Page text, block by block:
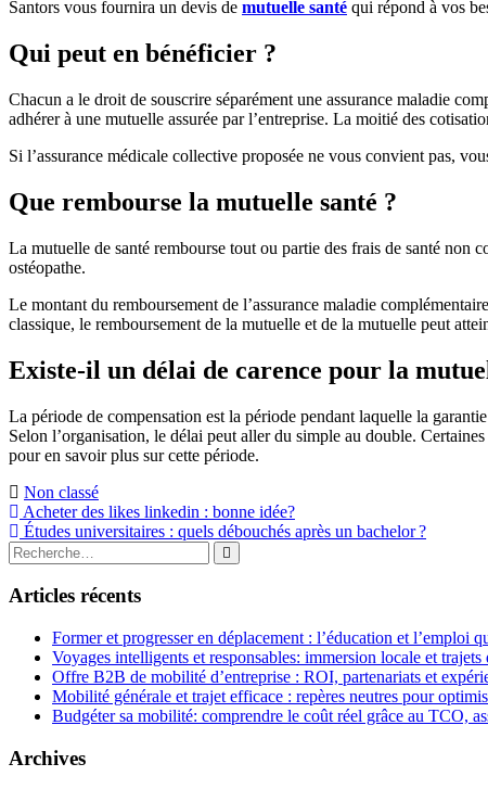
Santors vous fournira un devis de mutuelle santé qui répond à vos
Qui peut en bénéficier ?
Chacun a le droit de souscrire séparément une assurance maladie
adhérer à une mutuelle assurée par l’entreprise. La moitié des
Si l’assurance médicale collective proposée ne vous convient pas,
Que rembourse la mutuelle santé ?
La mutuelle de santé rembourse tout ou partie des frais de santé non
ostéopathe.
Le montant du remboursement de l’assurance maladie
classique, le remboursement de la mutuelle et de la mutuelle peut
Existe-il un délai de carence pour la
La période de compensation est la période pendant laquelle la
Selon l’organisation, le délai peut aller du simple au double.
pour en savoir plus sur cette période.
Non classé
Navigation
de
l’article
Acheter des likes linkedin : bonne idée?
Études universitaires : quels débouchés après un bachelor ?
Rechercher
:
Rechercher
Articles récents
Former et progresser en déplacement : l’éducation et l’emploi
Voyages intelligents et responsables: immersion locale et trajets
Offre B2B de mobilité d’entreprise : ROI, partenariats et
Mobilité générale et trajet efficace : repères neutres pour
Budgéter sa mobilité: comprendre le coût réel grâce au TCO,
Archives